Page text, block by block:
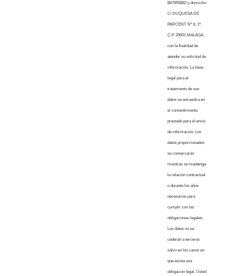
B67855882 y domicilio
C/ DUQUESA DE
PARCENT Nº 8, 1º,
C.P. 29001 MALAGA,
con la finalidad de
atender su solicitud de
información. La base
legal para el
tratamiento de sus
datos se encuentra en
el consentimiento
prestado para el envío
de información. Los
datos proporcionados
se conservarán
mientras se mantenga
la relación contractual
o durante los años
necesarios para
cumplir con las
obligaciones legales.
Los datos no se
cederán a terceros
salvo en los casos en
que exista una
obligación legal. Usted